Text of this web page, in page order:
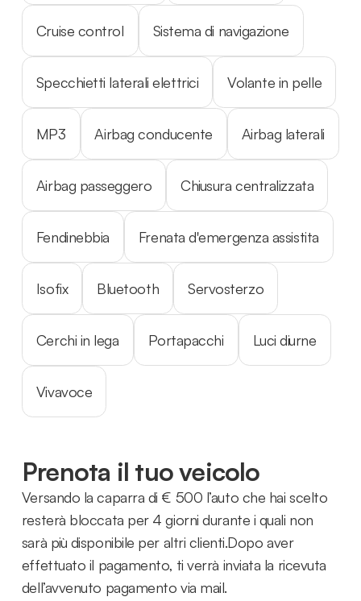
Cruise control Sistema di navigazione
Specchietti laterali elettrici Volante in pelle
MP3 Airbag conducente Airbag laterali
Airbag passeggero Chiusura centralizzata
Fendinebbia Frenata d'emergenza assistita
Isofix Bluetooth Servosterzo
Cerchi in lega Portapacchi Luci diurne
Vivavoce
Prenota il tuo veicolo
Versando la caparra di € 500 l’auto che hai scelto
resterà bloccata per 4 giorni durante i quali non
sarà più disponibile per altri clienti.Dopo aver
effettuato il pagamento, ti verrà inviata la ricevuta
dell’avvenuto pagamento via mail.